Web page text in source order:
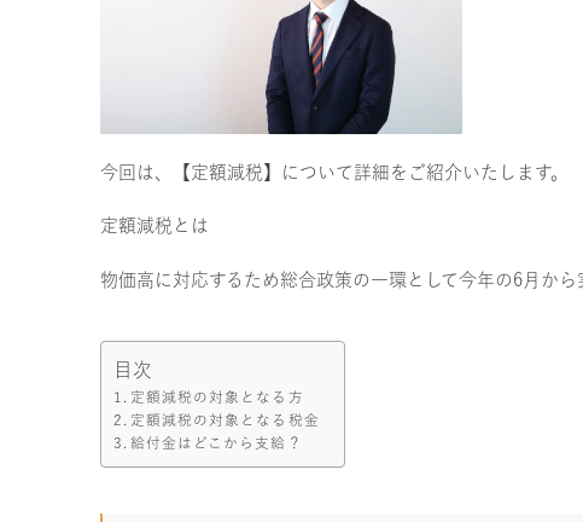
今回は、【定額減税】について詳細をご紹介いたします。
定額減税とは
物価高に対応するため総合政策の一環として今年の6月から
目次
定額減税の対象となる方
定額減税の対象となる税金
給付金はどこから支給？